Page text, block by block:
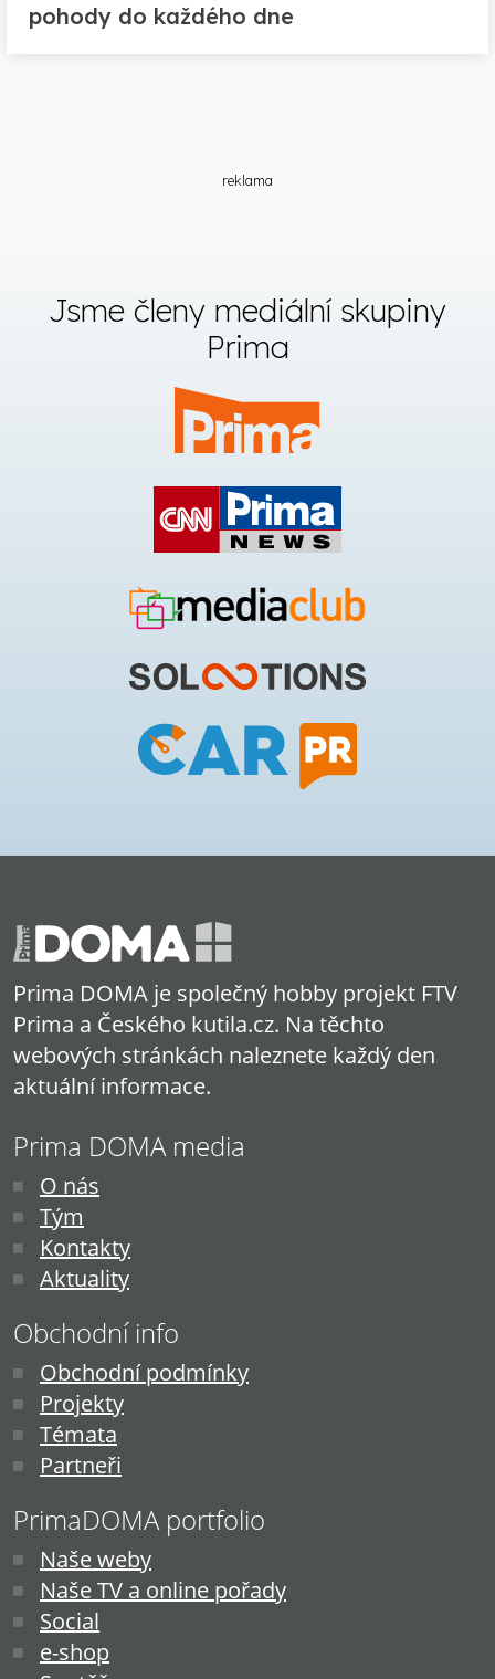
pohody do každého dne
reklama
Jsme členy mediální skupiny
Prima
Prima DOMA je společný hobby projekt FTV
Prima a Českého kutila.cz. Na těchto
webových stránkách naleznete každý den
aktuální informace.
Prima DOMA media
O nás
Tým
Kontakty
Aktuality
Obchodní info
Obchodní podmínky
Projekty
Témata
Partneři
PrimaDOMA portfolio
Naše weby
Naše TV a online pořady
Social
e-shop